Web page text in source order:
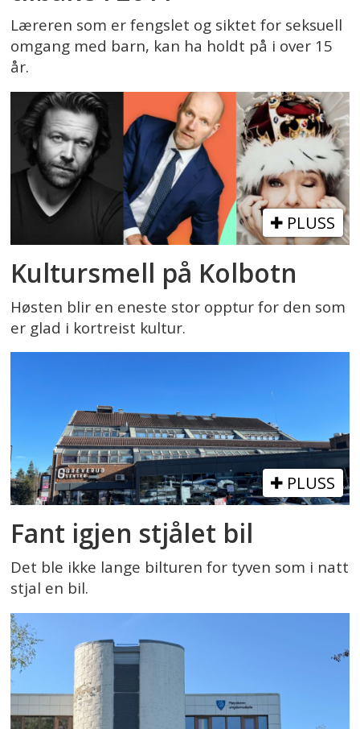
Læreren som er fengslet og siktet for seksuell
omgang med barn, kan ha holdt på i over 15
år.
PLUSS
Kultursmell på Kolbotn
Høsten blir en eneste stor opptur for den som
er glad i kortreist kultur.
PLUSS
Fant igjen stjålet bil
Det ble ikke lange bilturen for tyven som i natt
stjal en bil.